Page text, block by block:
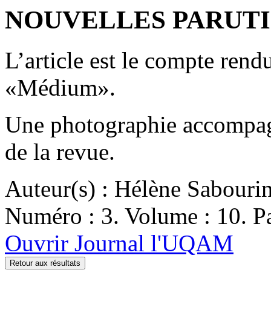
NOUVELLES
L’article est le compte
«Médium».
Une photographie
de la revue.
Auteur(s) : Hélène
Numéro : 3. Volume : 10.
Ouvrir Journal l'UQAM
Retour aux résultats